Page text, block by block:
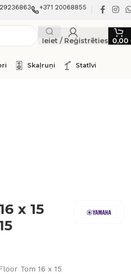
+371 20068855
Ieiet / Reģistrēties 0,00
Skaļruņi Statīvi
x 15
Tom 16 x 15